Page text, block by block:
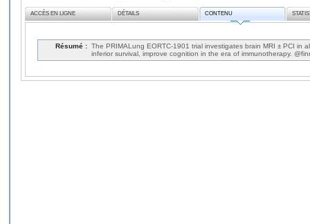
ACCÈS EN LIGNE DÉTAILS CONTENU
Résumé : The PRIMALung EORTC-1901 trial investigates brain MRI ± PCI in
inferior survival, improve cognition in the era of immunotherapy.